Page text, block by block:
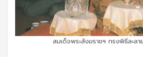
สมเด็จพระสังฆราชฯ ทรงพิธีละลา